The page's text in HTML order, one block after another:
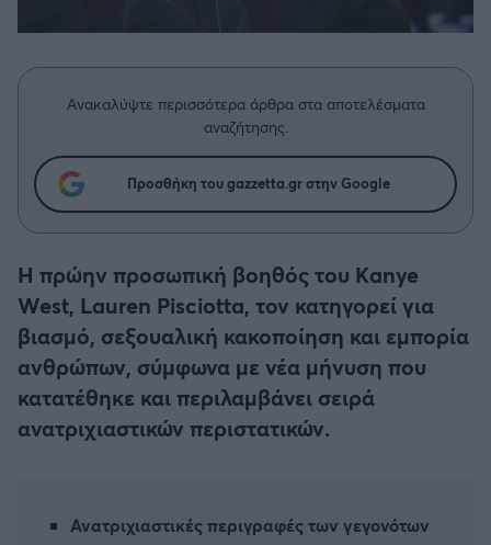
Άρης
Βόλος
Ατρόμητος Αθηνών
Κηφισιά
Αστέρας Τρίπολης
Παναιτωλικός
Ανακαλύψτε περισσότερα άρθρα στα αποτελέσματα
αναζήτησης.
Προσθήκη του gazzetta.gr στην Google
Η πρώην προσωπική βοηθός του Kanye
West, Lauren Pisciotta, τον κατηγορεί για
βιασμό, σεξουαλική κακοποίηση και εμπορία
ανθρώπων, σύμφωνα με νέα μήνυση που
κατατέθηκε και περιλαμβάνει σειρά
ανατριχιαστικών περιστατικών.
Ανατριχιαστικές περιγραφές των γεγονότων